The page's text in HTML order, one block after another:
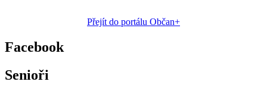
Přejít do portálu Občan+
Facebook
Senioři